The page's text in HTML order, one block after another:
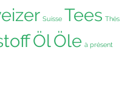
Suisse Tees Thés
ÖlÖle à présent